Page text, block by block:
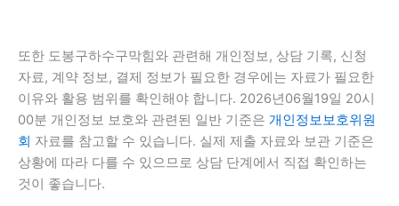
또한 도봉구하수구막힘와 관련해 개인정보, 상담 기록, 신청
자료, 계약 정보, 결제 정보가 필요한 경우에는 자료가 필요한
이유와 활용 범위를 확인해야 합니다. 2026년06월19일 20시
00분 개인정보 보호와 관련된 일반 기준은 개인정보보호위원
회 자료를 참고할 수 있습니다. 실제 제출 자료와 보관 기준은
상황에 따라 다를 수 있으므로 상담 단계에서 직접 확인하는
것이 좋습니다.